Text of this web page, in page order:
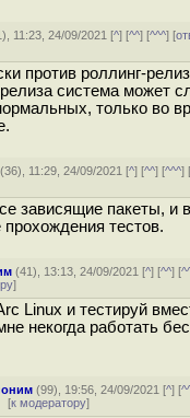
), 11:23, 24/09/2021 [^] [^^] [^^^] [
против роллинг-
система может
только во
(36), 11:29, 24/09/2021 [^] [^^] [^^^]
зависящие пакеты, и
прохождения тестов.
(41), 13:13, 24/09/2021 [^] [^^] [
]
Linux и тестируй
некогда работать
(99), 19:56, 24/09/2021 [^] [
[к модератору]